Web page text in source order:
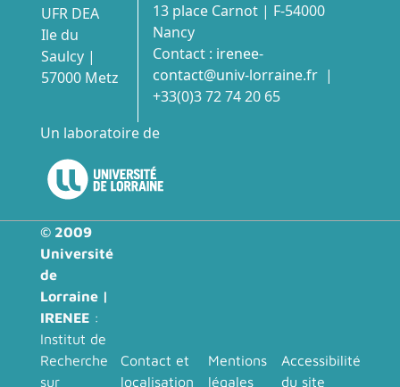
UFR DEA
Ile du
Saulcy |
57000 Metz
13 place Carnot | F-54000
Nancy
Contact : irenee-
contact@univ-lorraine.fr|
+33(0)3 72 74 20 65
Un laboratoire de
© 2009
Université
de
Lorraine |
IRENEE:
Institut de
Recherche
sur
menu-bas_footer
Contact et
localisation
Mentions
légales
Accessibilité
du site